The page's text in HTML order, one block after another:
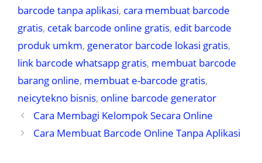
barcode tanpa aplikasi, cara membuat barcode
gratis, cetak barcode online gratis, edit barcode
produk umkm, generator barcode lokasi gratis,
link barcode whatsapp gratis, membuat barcode
barang online, membuat e-barcode gratis,
neicytekno bisnis, online barcode generator
Cara Membagi Kelompok Secara Online
Cara Membuat Barcode Online Tanpa Aplikasi